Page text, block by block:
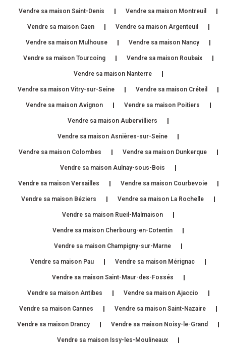
Vendre sa maison Saint-Denis Vendre sa maison Montreuil
Vendre sa maison Caen Vendre sa maison Argenteuil
Vendre sa maison Mulhouse Vendre sa maison Nancy
Vendre sa maison Tourcoing Vendre sa maison Roubaix
Vendre sa maison Nanterre
Vendre sa maison Vitry-sur-Seine Vendre sa maison Créteil
Vendre sa maison Avignon Vendre sa maison Poitiers
Vendre sa maison Aubervilliers
Vendre sa maison Asnières-sur-Seine
Vendre sa maison Colombes Vendre sa maison Dunkerque
Vendre sa maison Aulnay-sous-Bois
Vendre sa maison Versailles Vendre sa maison Courbevoie
Vendre sa maison Béziers Vendre sa maison La Rochelle
Vendre sa maison Rueil-Malmaison
Vendre sa maison Cherbourg-en-Cotentin
Vendre sa maison Champigny-sur-Marne
Vendre sa maison Pau Vendre sa maison Mérignac
Vendre sa maison Saint-Maur-des-Fossés
Vendre sa maison Antibes Vendre sa maison Ajaccio
Vendre sa maison Cannes Vendre sa maison Saint-Nazaire
Vendre sa maison Drancy Vendre sa maison Noisy-le-Grand
Vendre sa maison Issy-les-Moulineaux